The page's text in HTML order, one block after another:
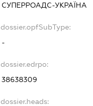
СУПЕРРОАДС-УКРАЇНА
dossier.opfSubType:
-
dossier.edrpo:
38638309
dossier.heads: